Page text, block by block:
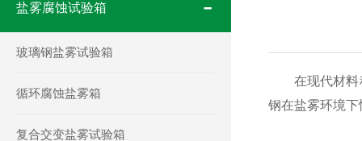
盐雾腐蚀试验箱
玻璃钢盐雾试验箱
循环腐蚀盐雾箱
复合交变盐雾试验箱
在现代材料科
钢在盐雾环境